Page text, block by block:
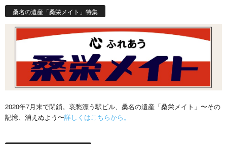
桑名の遺産「桑栄メイト」特集
2020年7月末で閉鎖。哀愁漂う駅ビル、桑名の遺産「桑栄メイト」〜その
記憶、消えぬよう〜詳しくはこちらから。